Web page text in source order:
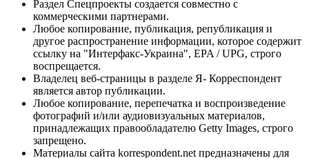
Раздел Спецпроекты создается совместно с
коммерческими партнерами.
Любое копирование, публикация, републикация и
другое распространение информации, которое содержит
ссылку на "Интерфакс-Украина", EPA / UPG, строго
воспрещается.
Владелец веб-страницы в разделе Я- Корреспондент
является автор публикации.
Любое копирование, перепечатка и воспроизведение
фотографий и/или аудиовизуальных материалов,
принадлежащих правообладателю Getty Images, строго
запрещено.
Материалы сайта korrespondent.net предназначены для